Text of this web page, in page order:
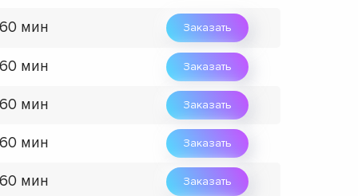
мин Заказать
мин Заказать
мин Заказать
мин Заказать
мин Заказать